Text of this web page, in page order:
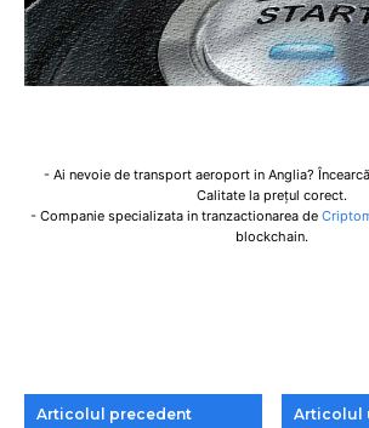
- Ai nevoie de transport aeroport in Anglia? Încearcă
Calitate la prețul corect.
- Companie specializata in tranzactionarea de
blockchain.
Articolul precedent Articolul